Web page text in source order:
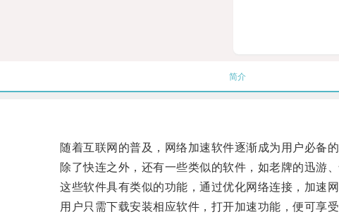
简介
随着互联网的普及，网络加速软件逐渐成为用户必备的
除了快连之外，还有一些类似的软件，如老牌的迅游、
这些软件具有类似的功能，通过优化网络连接，加速网
用户只需下载安装相应软件，打开加速功能，便可享受